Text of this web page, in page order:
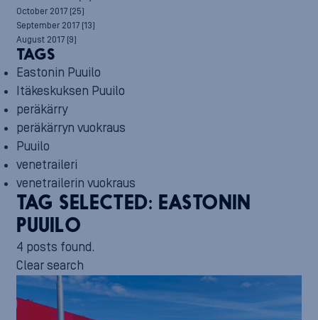
October 2017 (25)
September 2017 (13)
August 2017 (9)
TAGS
Eastonin Puuilo
Itäkeskuksen Puuilo
peräkärry
peräkärryn vuokraus
Puuilo
venetraileri
venetrailerin vuokraus
TAG SELECTED: EASTONIN
PUUILO
4 posts found.
Clear search